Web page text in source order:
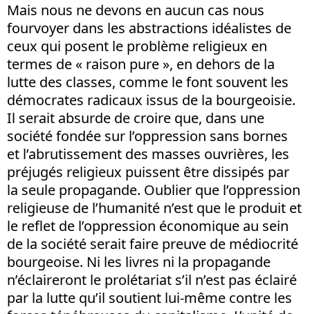
Mais nous ne devons en aucun cas nous
fourvoyer dans les abstractions idéalistes de
ceux qui posent le problème religieux en
termes de « raison pure », en dehors de la
lutte des classes, comme le font souvent les
démocrates radicaux issus de la bourgeoisie.
Il serait absurde de croire que, dans une
société fondée sur l’oppression sans bornes
et l’abrutissement des masses ouvrières, les
préjugés religieux puissent être dissipés par
la seule propagande. Oublier que l’oppression
religieuse de l’humanité n’est que le produit et
le reflet de l’oppression économique au sein
de la société serait faire preuve de médiocrité
bourgeoise. Ni les livres ni la propagande
n’éclaireront le prolétariat s’il n’est pas éclairé
par la lutte qu’il soutient lui-même contre les